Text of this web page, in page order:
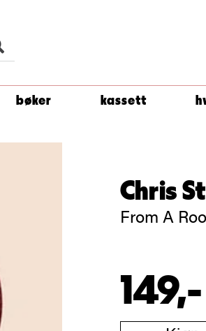
bøker kassett
Chris
From A
149,-